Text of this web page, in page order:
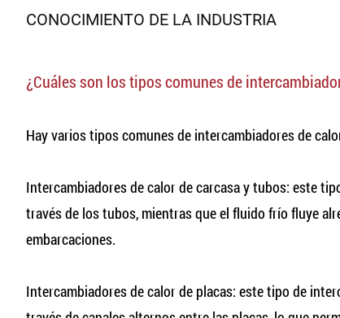
CONOCIMIENTO DE LA INDUSTRIA
¿Cuáles son los tipos comunes de
Hay varios tipos comunes de intercambiadores de
Intercambiadores de calor de carcasa y tubos: este
través de los tubos, mientras que el fluido frío fluye
embarcaciones.
Intercambiadores de calor de placas: este tipo de